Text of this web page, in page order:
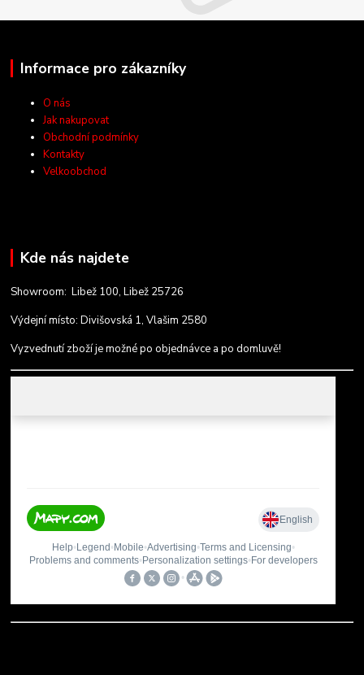
Informace pro zákazníky
O nás
Jak nakupovat
Obchodní podmínky
Kontakty
Velkoobchod
Kde nás najdete
Showroom: Libež 100, Libež 25726
Výdejní místo: Divišovská 1, Vlašim 2580
Vyzvednutí zboží je možné po objednávce a po domluvě!